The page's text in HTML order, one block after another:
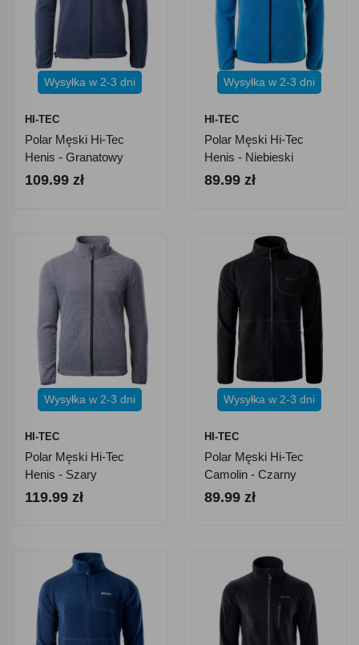
Wysyłka w 2-3 dni
HI-TEC
Polar Męski Hi-Tec
Henis - Granatowy
109.99 zł
Wysyłka w 2-3 dni
HI-TEC
Polar Męski Hi-Tec
Henis - Niebieski
89.99 zł
Wysyłka w 2-3 dni
HI-TEC
Polar Męski Hi-Tec
Henis - Szary
119.99 zł
Wysyłka w 2-3 dni
HI-TEC
Polar Męski Hi-Tec
Camolin - Czarny
89.99 zł